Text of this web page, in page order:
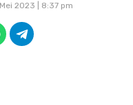
2023 | 8:37 pm